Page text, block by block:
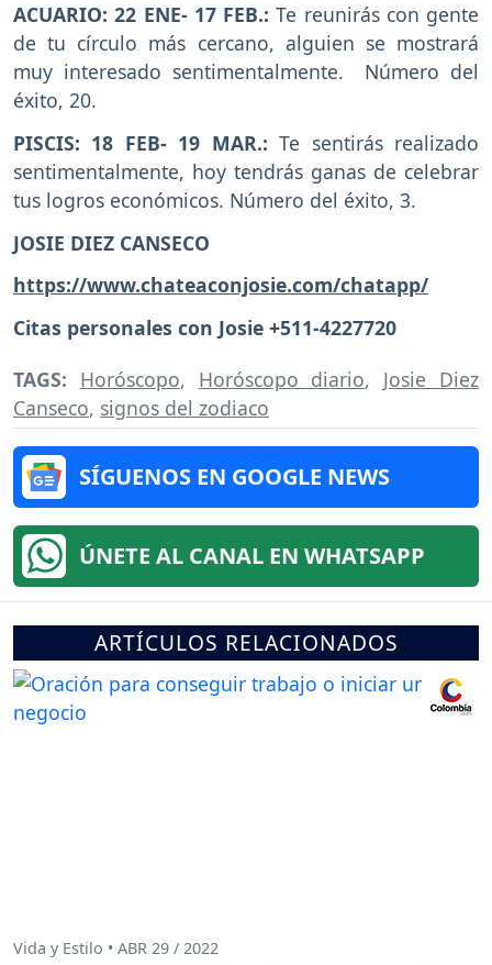
ACUARIO: 22 ENE- 17 FEB.:Te reunirás con gente
de tu círculo más cercano, alguien se mostrará
muy interesado sentimentalmente. Número del
éxito, 20.
PISCIS: 18 FEB- 19 MAR.:Te sentirás realizado
sentimentalmente, hoy tendrás ganas de celebrar
tus logros económicos. Número del éxito, 3.
JOSIE DIEZ CANSECO
https://www.chateaconjosie.com/chatapp/
Citas personales con Josie +511-4227720
TAGS: Horóscopo, Horóscopo diario, Josie Diez
Canseco, signos del zodiaco
SÍGUENOS EN GOOGLE NEWS
ÚNETE AL CANAL EN WHATSAPP
ARTÍCULOS RELACIONADOS
Vida y Estilo • ABR 29 / 2022